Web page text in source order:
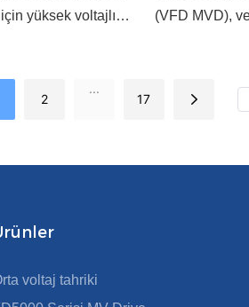
yüksek voltajlı
3,3kV ● Güç:
● OEM/ODM:
(VFD MVD),
kilit yeni ürün
● Kontrol
2
...
17
voltaj tahriki